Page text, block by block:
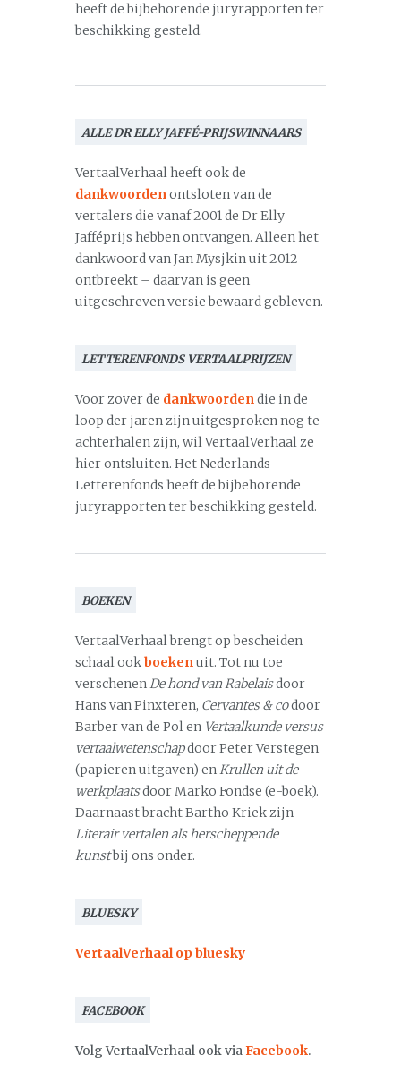
heeft de bijbehorende juryrapporten ter
beschikking gesteld.
ALLE DR ELLY JAFFÉ-PRIJSWINNAARS
VertaalVerhaal heeft ook de
dankwoordenontsloten van de
vertalers die vanaf 2001 de Dr Elly
Jafféprijs hebben ontvangen. Alleen het
dankwoord van Jan Mysjkin uit 2012
ontbreekt – daarvan is geen
uitgeschreven versie bewaard gebleven.
LETTERENFONDS VERTAALPRIJZEN
Voor zover de dankwoordendie in de
loop der jaren zijn uitgesproken nog te
achterhalen zijn, wil VertaalVerhaal ze
hier ontsluiten. Het Nederlands
Letterenfonds heeft de bijbehorende
juryrapporten ter beschikking gesteld.
BOEKEN
VertaalVerhaal brengt op bescheiden
schaal ookboekenuit. Tot nu toe
verschenenDe hond van Rabelaisdoor
Hans van Pinxteren, Cervantes & codoor
Barber van de Pol en Vertaalkunde versus
vertaalwetenschapdoor Peter Verstegen
(papieren uitgaven) enKrullen uit de
werkplaatsdoor Marko Fondse (e-boek).
Daarnaast bracht Bartho Kriek zijn
Literair vertalen als herscheppende
kunstbij ons onder.
BLUESKY
VertaalVerhaal op bluesky
FACEBOOK
Volg VertaalVerhaal ook viaFacebook.